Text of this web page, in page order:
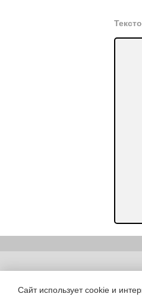
Сайт использует cookie и